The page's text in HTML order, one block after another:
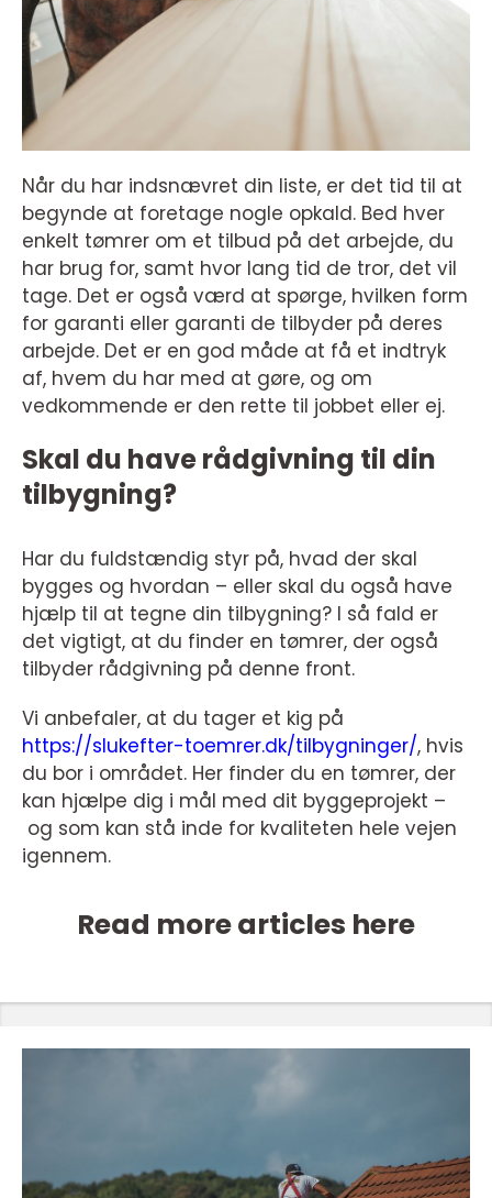
Når du har indsnævret din liste, er det tid til at
begynde at foretage nogle opkald. Bed hver
enkelt tømrer om et tilbud på det arbejde, du
har brug for, samt hvor lang tid de tror, det vil
tage. Det er også værd at spørge, hvilken form
for garanti eller garanti de tilbyder på deres
arbejde. Det er en god måde at få et indtryk
af, hvem du har med at gøre, og om
vedkommende er den rette til jobbet eller ej.
Skal du have rådgivning til din
tilbygning?
Har du fuldstændig styr på, hvad der skal
bygges og hvordan – eller skal du også have
hjælp til at tegne din tilbygning? I så fald er
det vigtigt, at du finder en tømrer, der også
tilbyder rådgivning på denne front.
Vi anbefaler, at du tager et kig på
https://slukefter-toemrer.dk/tilbygninger/, hvis
du bor i området. Her finder du en tømrer, der
kan hjælpe dig i mål med dit byggeprojekt –
og som kan stå inde for kvaliteten hele vejen
igennem.
Read more articles here